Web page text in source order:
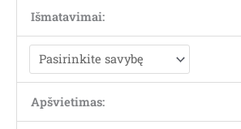
Išmatavimai:
Apšvietimas: